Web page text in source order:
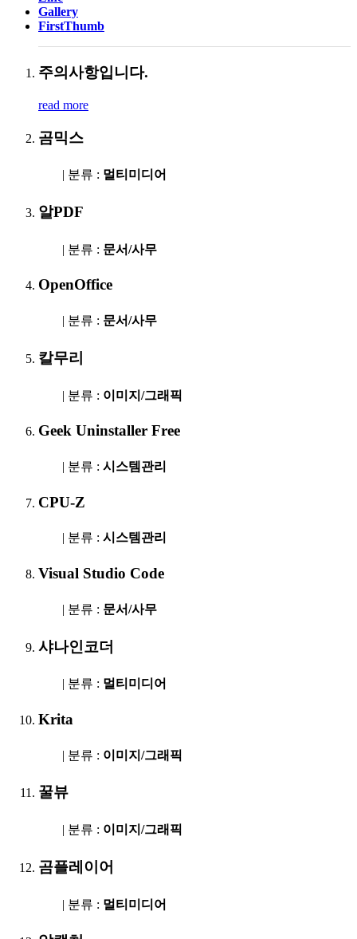
Gallery
FirstThumb
주의사항입니다.
read more
곰믹스
| 분류 : 멀티미디어
알PDF
| 분류 : 문서/사무
OpenOffice
| 분류 : 문서/사무
칼무리
| 분류 : 이미지/그래픽
Geek Uninstaller Free
| 분류 : 시스템관리
CPU-Z
| 분류 : 시스템관리
Visual Studio Code
| 분류 : 문서/사무
샤나인코더
| 분류 : 멀티미디어
Krita
| 분류 : 이미지/그래픽
꿀뷰
| 분류 : 이미지/그래픽
곰플레이어
| 분류 : 멀티미디어